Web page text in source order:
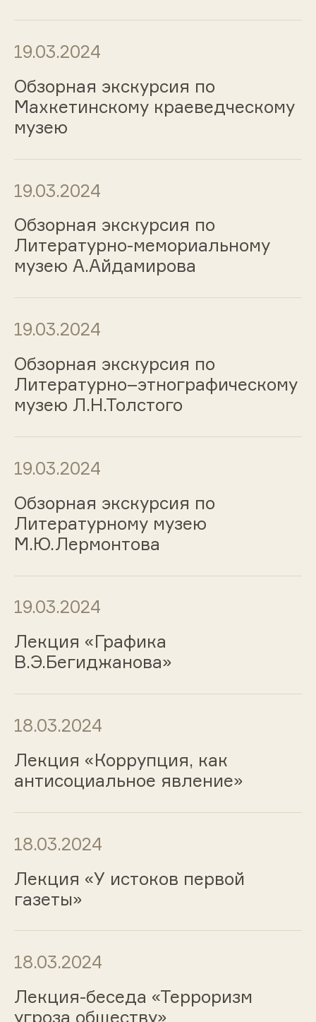
19.03.2024
Обзорная экскурсия по
Махкетинскому краеведческому
музею
19.03.2024
Обзорная экскурсия по
Литературно-мемориальному
музею А.Айдамирова
19.03.2024
Обзорная экскурсия по
Литературно–этнографическому
музею Л.Н.Толстого
19.03.2024
Обзорная экскурсия по
Литературному музею
М.Ю.Лермонтова
19.03.2024
Лекция «Графика
В.Э.Бегиджанова»
18.03.2024
Лекция «Коррупция, как
антисоциальное явление»
18.03.2024
Лекция «У истоков первой
газеты»
18.03.2024
Лекция-беседа «Терроризм
угроза обществу»